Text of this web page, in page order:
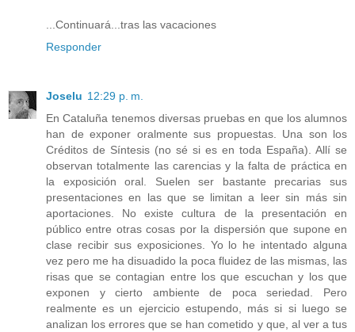
...Continuará...tras las vacaciones
Responder
Joselu 12:29 p. m.
En Cataluña tenemos diversas pruebas en que los alumnos
han de exponer oralmente sus propuestas. Una son los
Créditos de Síntesis (no sé si es en toda España). Allí se
observan totalmente las carencias y la falta de práctica en
la exposición oral. Suelen ser bastante precarias sus
presentaciones en las que se limitan a leer sin más sin
aportaciones. No existe cultura de la presentación en
público entre otras cosas por la dispersión que supone en
clase recibir sus exposiciones. Yo lo he intentado alguna
vez pero me ha disuadido la poca fluidez de las mismas, las
risas que se contagian entre los que escuchan y los que
exponen y cierto ambiente de poca seriedad. Pero
realmente es un ejercicio estupendo, más si si luego se
analizan los errores que se han cometido y que, al ver a tus